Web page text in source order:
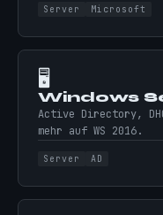
Server Microsoft
🖥️
Windows
Active Directory,
mehr auf WS 2016.
Server AD